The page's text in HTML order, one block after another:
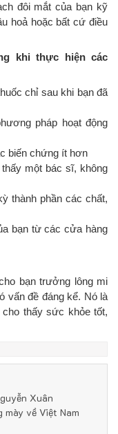
đôi mắt của bạn kỹ
hoả hoặc bất cứ điều
khi thực hiện các
chỉ sau khi bạn đã
pháp hoạt động
biến chứng ít hơn
một bác sĩ, không
thành phần các chất,
bạn từ các cửa hàng
bạn trưởng lông mi
vấn đề đáng kể. Nó là
thấy sức khỏe tốt,
Xuân
về Việt Nam